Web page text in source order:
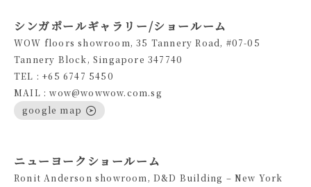
シンガポールギャラリー/ショールーム
WOW floors showroom, 35 Tannery Road, #07-05
Tannery Block, Singapore 347740
TEL : +65 6747 5450
MAIL : wow@wowwow.com.sg
google map
ニューヨークショールーム
Ronit Anderson showroom, D&D Building – New York